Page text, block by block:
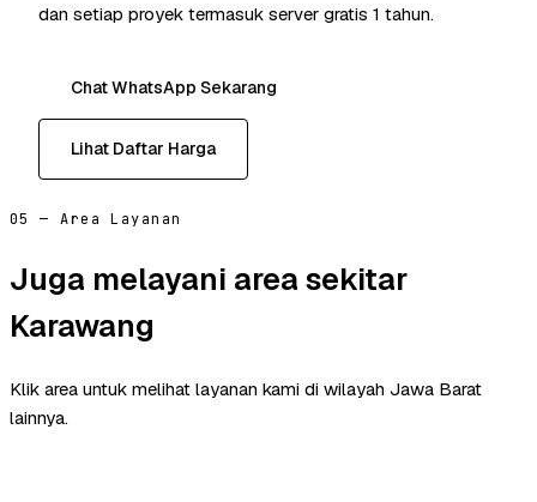
dan setiap proyek termasuk server gratis 1 tahun.
Chat WhatsApp Sekarang
Lihat Daftar Harga
05 — Area Layanan
Juga melayani area sekitar
Karawang
Klik area untuk melihat layanan kami di wilayah Jawa Barat
lainnya.